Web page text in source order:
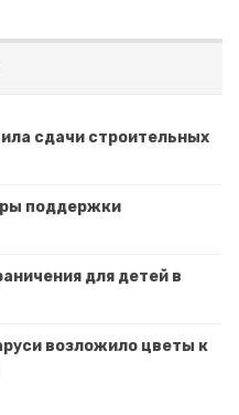
сдачи строительных
поддержки
для детей в
возложило цветы к